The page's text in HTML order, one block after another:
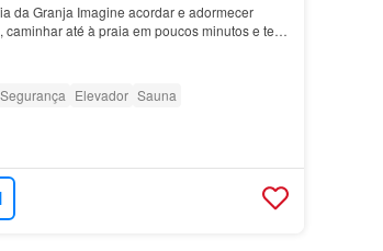
da Granja Imagine acordar e adormecer
até à praia em poucos minutos e ter
Segurança Elevador Sauna